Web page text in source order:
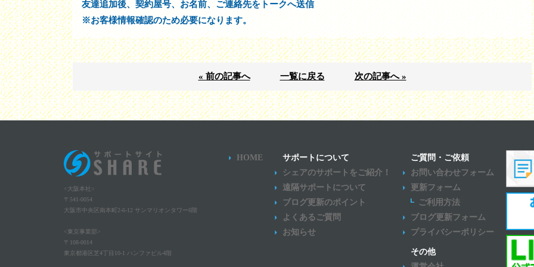
友達追加後、契約屋号、お名前、ご連絡先をトークへ送信
※お客様情報確認のため必要になります。
« 前の記事へ 一覧に戻る 次の記事へ »
<大阪本社>
〒541-0054
大阪市中央区南本町2-6-12 サンマリオンタワー6階
<東京事業部>
〒108-0014
東京都港区芝4丁目10-1 ハンファビル4階
HOME
サポートについて
シェアのサポートをご紹介！
遠隔サポートについて
ブログ更新のポイント
よくあるご質問
お知らせ
ご質問・ご依頼
お問い合わせフォーム
更新フォーム
ご利用方法
ブログ更新フォーム
プライバシーポリシー
その他